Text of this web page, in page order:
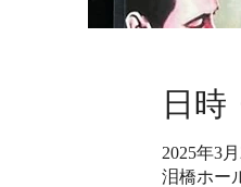
日時
2025年3
泪橋ホー